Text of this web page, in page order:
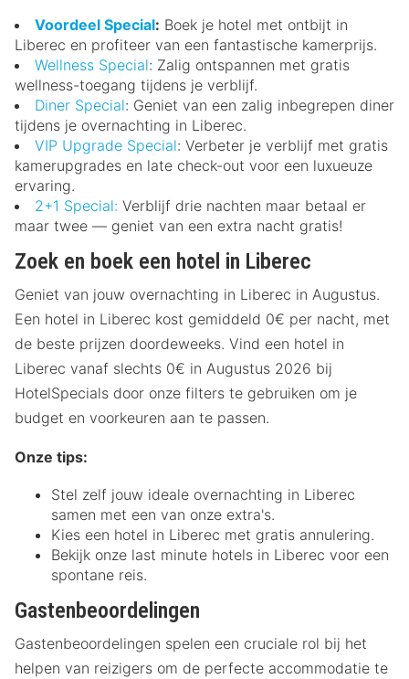
Voordeel Special: Boek je hotel met ontbijt in
Liberec en profiteer van een fantastische kamerprijs.
Wellness Special: Zalig ontspannen met gratis
wellness-toegang tijdens je verblijf.
Diner Special: Geniet van een zalig inbegrepen diner
tijdens je overnachting in Liberec.
VIP Upgrade Special: Verbeter je verblijf met gratis
kamerupgrades en late check-out voor een luxueuze
ervaring.
2+1 Special: Verblijf drie nachten maar betaal er
maar twee — geniet van een extra nacht gratis!
Zoek en boek een hotel in Liberec
Geniet van jouw overnachting in Liberec in Augustus.
Een hotel in Liberec kost gemiddeld 0€ per nacht, met
de beste prijzen doordeweeks. Vind een hotel in
Liberec vanaf slechts 0€ in Augustus 2026 bij
HotelSpecials door onze filters te gebruiken om je
budget en voorkeuren aan te passen.
Onze tips:
Stel zelf jouw ideale overnachting in Liberec
samen met een van onze extra's.
Kies een hotel in Liberec met gratis annulering.
Bekijk onze last minute hotels in Liberec voor een
spontane reis.
Gastenbeoordelingen
Gastenbeoordelingen spelen een cruciale rol bij het
helpen van reizigers om de perfecte accommodatie te